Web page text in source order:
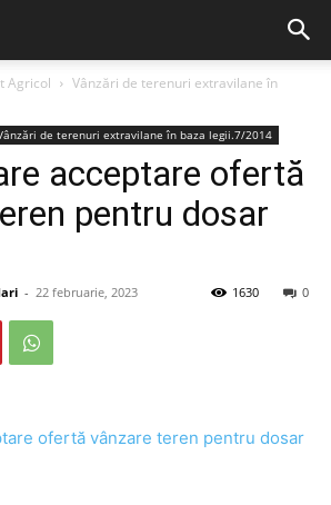
Agricol
Vânzări de terenuri extravilane în
de terenuri extravilane în baza legii.7/2014
acceptare ofertă
pentru dosar
- 22 februarie, 2023 0
1630
ofertă vânzare teren pentru dosar